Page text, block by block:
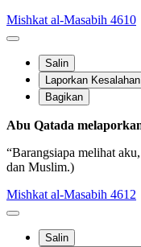
Mishkat al-Masabih 4610
Salin
Laporkan Kesalahan
Bagikan
Abu Qatada
“Barangsiapa melihat
dan Muslim.)
Mishkat al-Masabih 4612
Salin